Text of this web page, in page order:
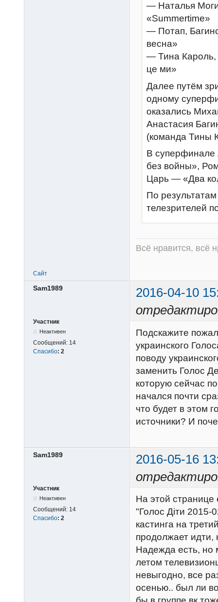
— Наталья
«Summertime»
— Потап,
весна»
— Тина Кароль,
це ми»
Далее путём
одному
оказались
Анастасия
(команда Тины
В суперфинале
без войны»,
Царь — «Два
По
телезрителей
Всё нравится, всё
Сайт
Sam1989
2016-04-10
Участник
Неактивен
Сообщений: 14
Спасибо: 2
Подскажите
украинского
поводу
заменить Голос
которую сейчас
начался почти
что будет в этом
источники? И
Sam1989
2016-05-16
Участник
Неактивен
Сообщений: 14
Спасибо: 2
На этой странице
"Голос Діти
кастинга на
продолжает идти,
Надежда есть, но
летом
невыгодно, все
осенью.. был ли